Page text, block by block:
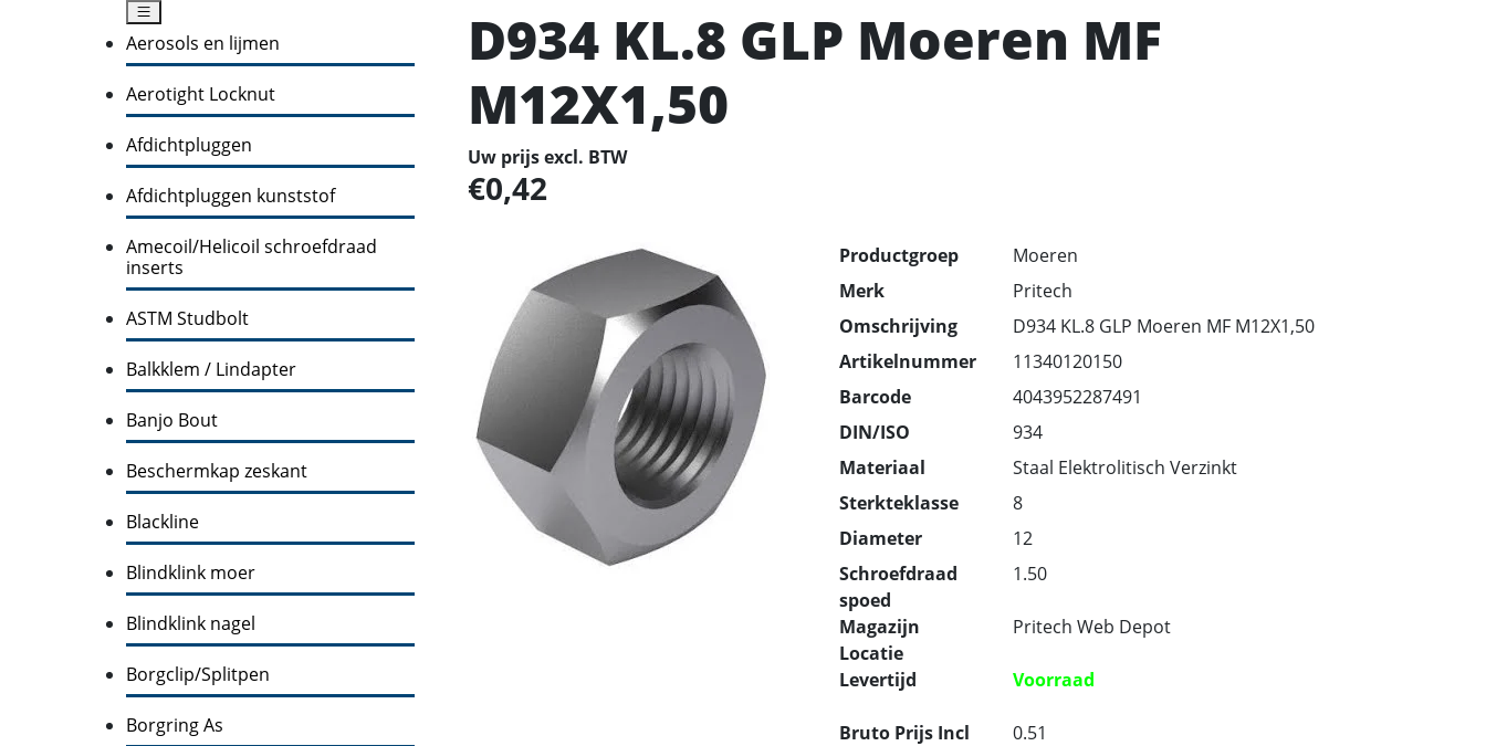
Aerosols en lijmen
Aerotight Locknut
Afdichtpluggen
Afdichtpluggen kunststof
Amecoil/Helicoil schroefdraad
inserts
ASTM Studbolt
Balkklem / Lindapter
Banjo Bout
Beschermkap zeskant
Blackline
Blindklink moer
Blindklink nagel
Borgclip/Splitpen
Borgring As
D934 KL.8 GLP Moeren MF
M12X1,50
Uw prijs excl. BTW
0,42
Productgroep
Moeren
Merk
Pritech
Omschrijving
D934 KL.8 GLP Moeren MF M12X1,50
Artikelnummer
11340120150
Barcode
4043952287491
DIN/ISO
934
Materiaal
Staal Elektrolitisch Verzinkt
Sterkteklasse
8
Diameter
12
Schroefdraad
spoed
1.50
Magazijn
Locatie
Pritech Web Depot
Levertijd Voorraad
Bruto Prijs Incl
0.51